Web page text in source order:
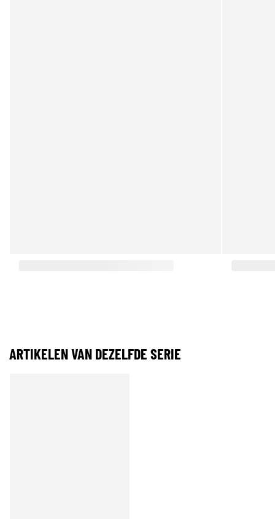
ARTIKELEN VAN DEZELFDE SERIE